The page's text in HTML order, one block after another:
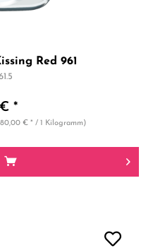
Red 961
*
€ * / 1 Kilogramm)